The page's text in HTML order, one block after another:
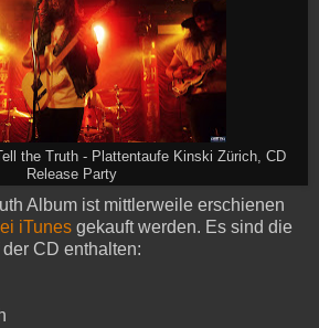
the Truth - Plattentaufe Kinski Zürich, CD
Release Party
Album ist mittlerweile erschienen
iTunes gekauft werden. Es sind die
CD enthalten: